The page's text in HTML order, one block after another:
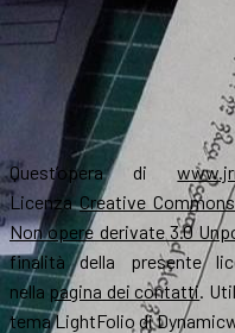
Quest’opera di
LicenzaCreative
Non opere derivate 3.0
finalità della presente
nella pagina dei contatti.
tema LightFolio di